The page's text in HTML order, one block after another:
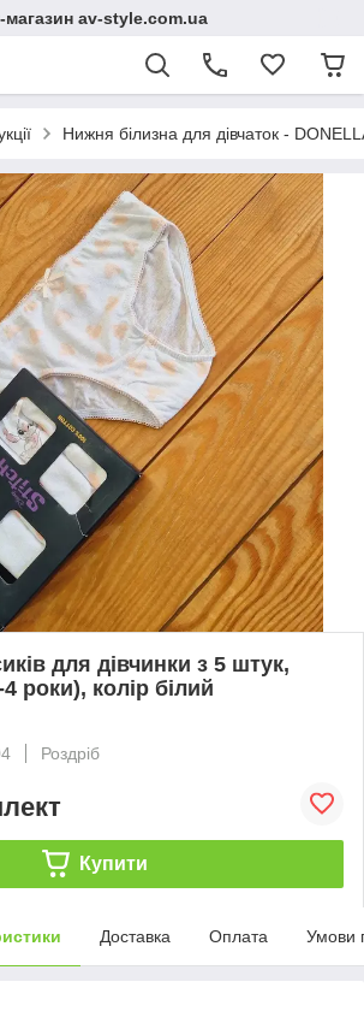
магазин av-style.com.ua
Нижня білизна для дівчаток -
для дівчинки з 5 штук,
роки), колір білий
Роздріб
Купити
Доставка Оплата Умови